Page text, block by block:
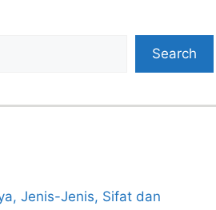
Search
Jenis-Jenis, Sifat dan